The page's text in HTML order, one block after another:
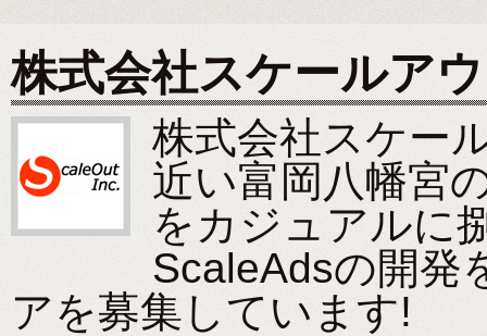
株式会社スケールア
株式会社スケー
近い富岡八幡宮
をカジュアルに
ScaleAdsの開発
アを募集しています!